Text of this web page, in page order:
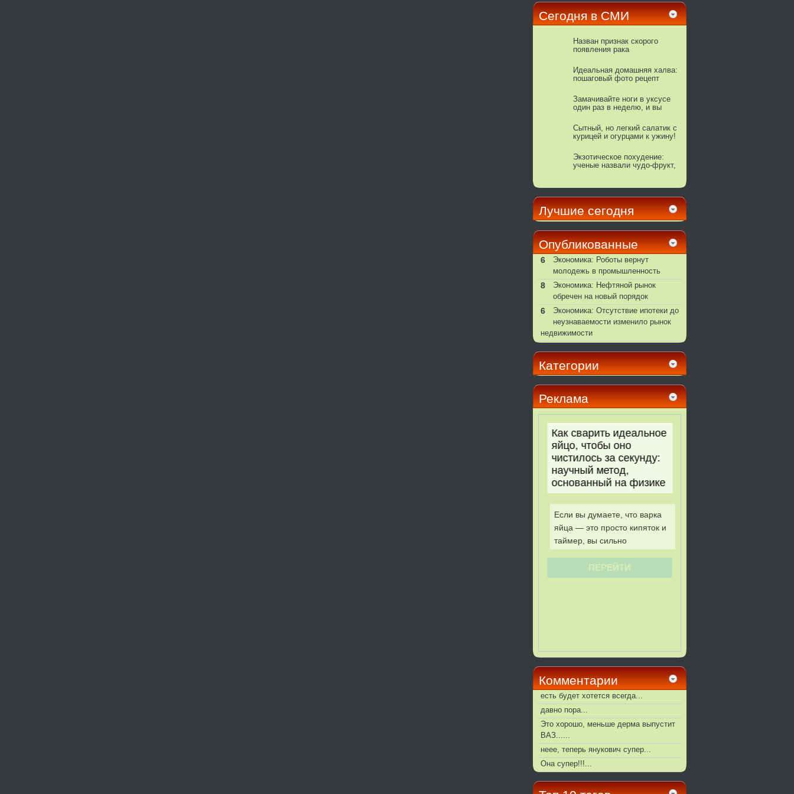
Сегодня в СМИ
Назван признак скорого
появления рака
Идеальная домашняя халва:
пошаговый фото рецепт
Замачивайте ноги в уксусе
один раз в неделю, и вы
ваши болезни
Сытный, но легкий салатик с
курицей и огурцами к ужину!
Экзотическое похудение:
ученые назвали чудо-фрукт,
Лучшие сегодня
Опубликованные
6
Экономика: Роботы вернут
молодежь в промышленность
8
Экономика: Нефтяной рынок
обречен на новый порядок
6
Экономика: Отсутствие ипотеки до
неузнаваемости изменило рынок
недвижимости
Категории
Реклама
Комментарии
есть будет хотется всегда...
давно пора...
Это хорошо, меньше дерма выпустит
ВАЗ......
неее, теперь янукович супер...
Она супер!!!...